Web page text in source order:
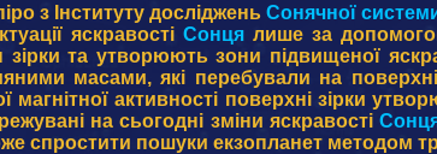
з Інституту дослідженьСонячної
яскравості Сонця лише за
та утворюють зони підвищеної
масами, які перебували на
магнітної активності поверхні зірки
на сьогодні зміни яскравості
спростити пошуки екзопланет методом